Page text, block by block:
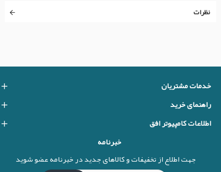
نظرات
خدمات مشتریان
راهنمای خرید
اطلاعات کامپیوتر افق
خبرنامه
جهت اطلاع از تخفیفات و کالاهای جدید در خبرنامه عضو شوید